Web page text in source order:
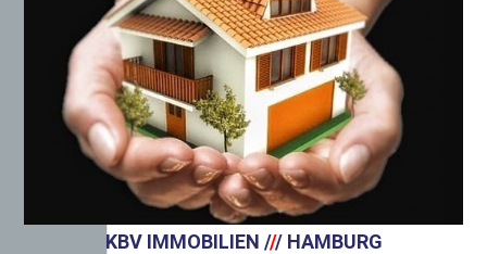
KBV IMMOBILIEN /// HAMBURG